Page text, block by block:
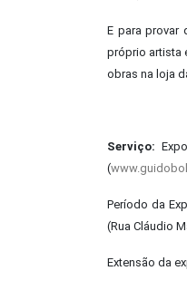
E para provar
próprio artista
obras na loja
Serviço:
(
Período da
(Rua Cláudio
Extensão da